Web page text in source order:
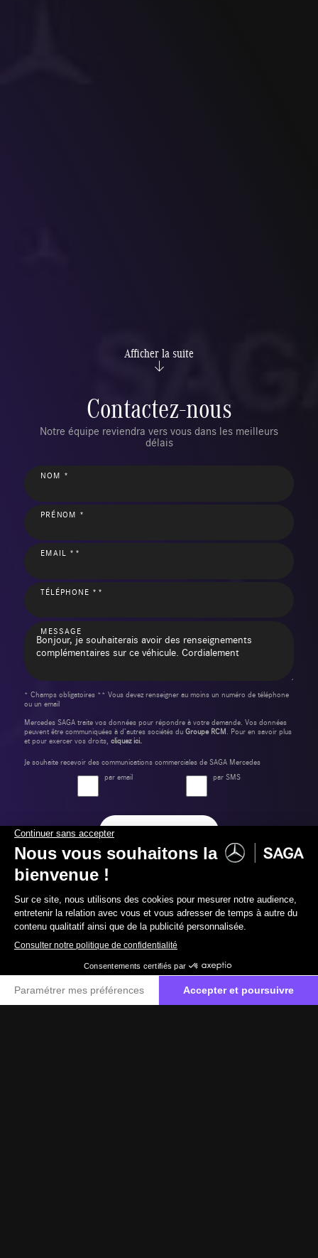
065 40 30 20
Afficher la suite
Contactez-nous
Notre équipe reviendra vers vous dans les meilleurs
délais
NOM *
PRÉNOM *
EMAIL **
TÉLÉPHONE **
MESSAGE
* Champs obligatoires ** Vous devez renseigner au moins un numéro de téléphone
ou un email
Mercedes SAGA traite vos données pour répondre à votre demande. Vos données
peuvent être communiquées à d’autres sociétés du Groupe RCM . Pour en savoir plus
et pour exercer vos droits, cliquez ici.
Je souhaite recevoir des communications commerciales de SAGA Mercedes
par email
par SMS
Envoyer ma demande
Label Certified et Garanties
Label Certified